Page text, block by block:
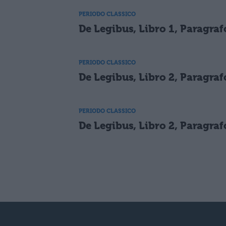
PERIODO CLASSICO
De Legibus, Libro 1,
PERIODO CLASSICO
De Legibus, Libro 2,
PERIODO CLASSICO
De Legibus, Libro 2,